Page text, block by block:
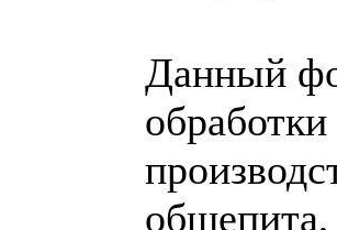
Данный
общепита,